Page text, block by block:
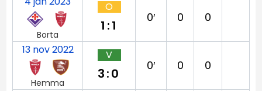
Borta
O
1:1
0′ 0 0
13 nov 2022
Hemma
V
3:0
0′ 0 0